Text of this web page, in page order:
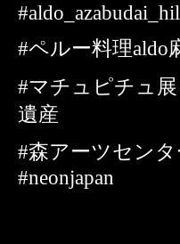
#ペルー料理aldo
#マチュピチュ
遺産
#森アーツセン
#neonjapan